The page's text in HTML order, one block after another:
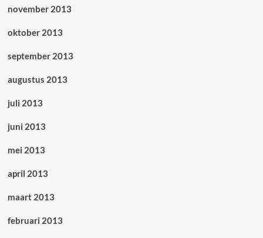
november 2013
oktober 2013
september 2013
augustus 2013
juli 2013
juni 2013
mei 2013
april 2013
maart 2013
februari 2013